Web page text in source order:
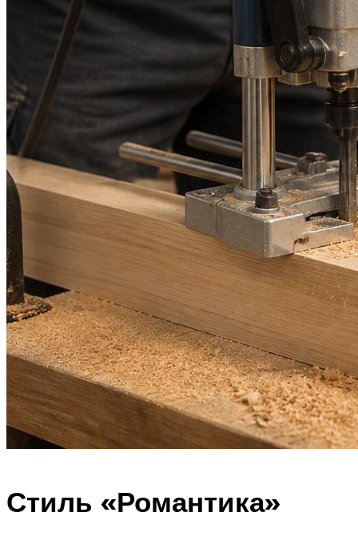
Стиль «Романтика»